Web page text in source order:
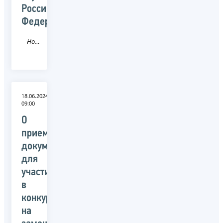
Российской
Федерации
Новость
18.06.2024
09:00
О
приеме
документов
для
участия
в
конкурсе
на